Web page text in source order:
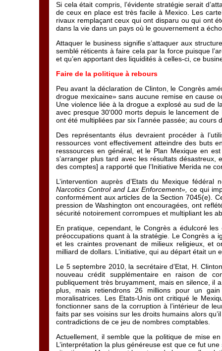
Si cela était compris, l’évidente stratégie serait
de ceux en place est très facile à Mexico. Les
rivaux remplaçant ceux qui ont disparu ou qui ont
dans la vie dans un pays où le gouvernement a
Attaquer le business signifie s’attaquer aux
semblé réticents à faire cela par la force puisque
et qu’en apportant des liquidités à celles-ci, ce
Faire de la politique à rebours
Peu avant la déclaration de Clinton, le Congrès
drogue mexicaine» sans aucune remise en cause
Une violence liée à la drogue a explosé au sud de
avec presque 30'000 morts depuis le lancement
ont été multipliées par six l’année passée; au
Des représentants élus devraient procéder à
ressources vont effectivement atteindre des buts
resssources en général, et le Plan Mexique en
s’arranger plus tard avec les résultats
des comptes] a rapporté que l’Initiative Merida ne
L’intervention auprès d’Etats du Mexique
Narcotics Control and Lax Enforcement», ce qui
conformément aux articles de la Section 7045(e).
pression de Washington ont encouragées, ont
sécurité notoirement corrompues et multipliant les
En pratique, cependant, le Congrès a édulcoré
préoccupations quant à la stratégie. Le Congrès a
et les craintes provenant de milieux religieux, et
milliard de dollars. L’initiative, qui au départ était
Le 5 septembre 2010, la secrétaire d’Etat, H.
nouveau crédit supplémentaire en raison de
publiquement très bruyamment, mais en silence, il
plus, mais retiendrons 26 millions pour un
moralisatrices. Les Etats-Unis ont critiqué le
fonctionner sans de la corruption à l’intérieur de
faits par ses voisins sur les droits humains alors
contradictions de ce jeu de nombres comptables.
Actuellement, il semble que la politique de mise
L’interprétation la plus généreuse est que ce fut